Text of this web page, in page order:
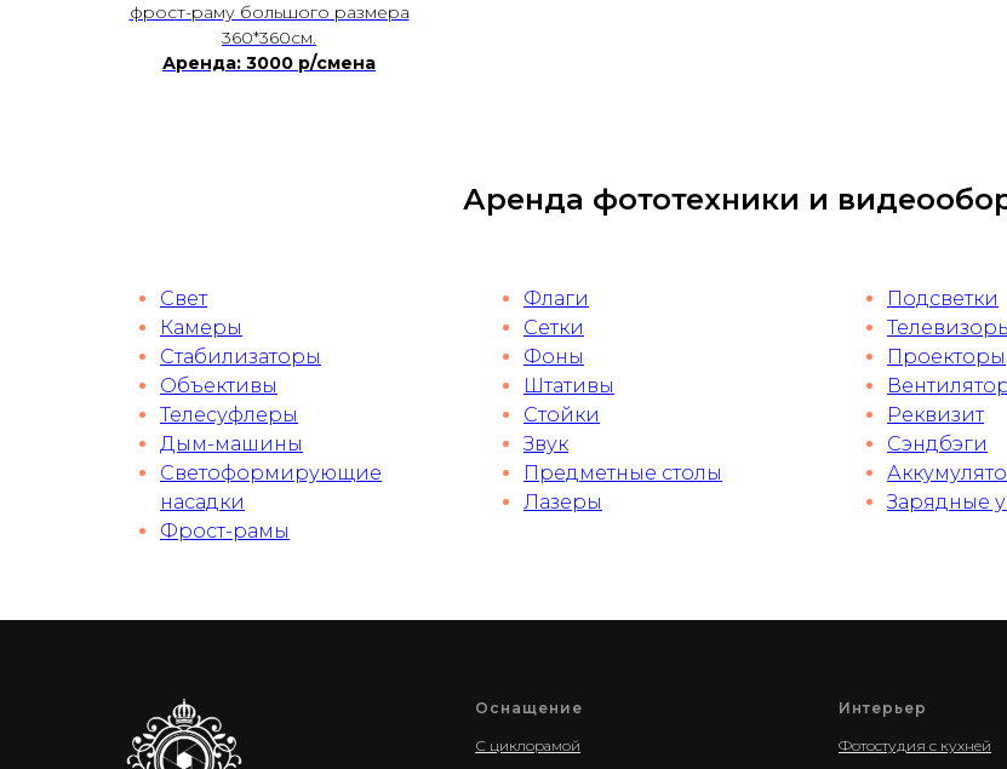
фрост-раму большого размера
360*360см.
Аренда: 3000 р/смена
Аренда фототехники и
Свет
Камеры
Стабилизаторы
Объективы
Телесуфлеры
Дым-машины
Светоформирующие
насадки
Фрост-рамы
Флаги
Сетки
Фоны
Штативы
Стойки
Звук
Предметные столы
Лазеры
Подсветки
Проекторы
Реквизит
Сэндбэги
Зарядные
Оснащение
С циклорамой
Интерьер
Фотостудия с кухней